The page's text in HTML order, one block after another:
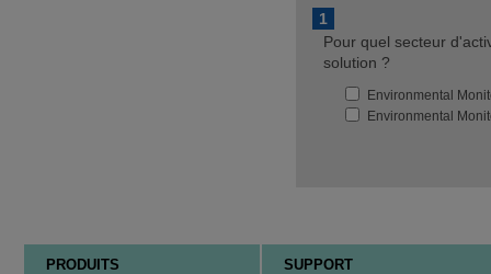
1
Pour quel secteur
solution ?
Environmental
Environmental
PRODUITS SUPPORT